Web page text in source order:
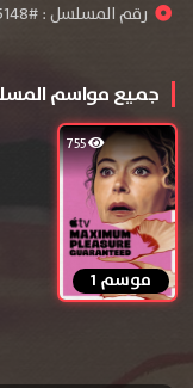
رقم المسلسل : #305148
جميع مواسم
755
موسم 1